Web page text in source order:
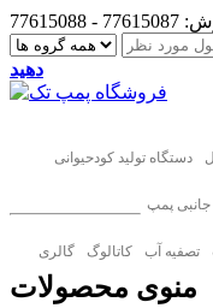
دهید
دستگاه تولید کودحیوانی
جانبی پمپ
تصفیه آب کاتالوگ گالری
منوی محصولات